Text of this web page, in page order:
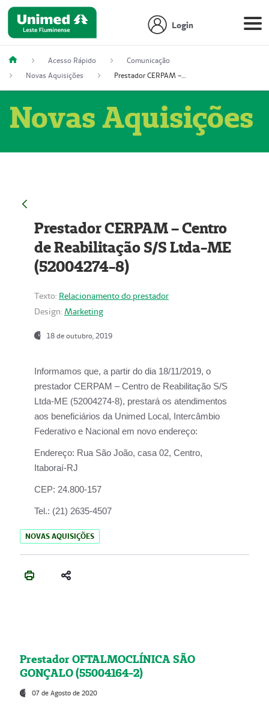
Login
Acesso Rápido
Comunicação
Novas Aquisições
Prestador CERPAM – Centro de Reabilitação S/S Ltda-ME (52004274-8)
Novas Aquisições
Prestador CERPAM – Centro
de Reabilitação S/S Ltda-ME
(52004274-8)
Texto: Relacionamento do prestador
Design: Marketing
18 de outubro, 2019
Informamos que, a partir do dia 18/11/2019, o
prestador CERPAM – Centro de Reabilitação S/S
Ltda-ME (52004274-8), prestará os atendimentos
aos beneficiários da Unimed Local, Intercâmbio
Federativo e Nacional em novo endereço:
Endereço: Rua São João, casa 02, Centro,
Itaboraí-RJ
CEP: 24.800-157
Tel.: (21) 2635-4507
NOVAS AQUISIÇÕES
Prestador OFTALMOCLÍNICA SÃO
GONÇALO (55004164-2)
07 de Agosto de 2020